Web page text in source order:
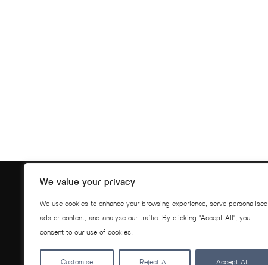
We value your privacy
We use cookies to enhance your browsing experience, serve personalised
ads or content, and analyse our traffic. By clicking "Accept All", you
consent to our use of cookies.
Customise Reject All Accept All